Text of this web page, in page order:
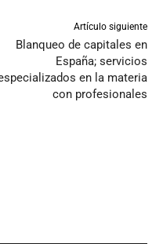
Artículo siguiente
Blanqueo de capitales en
España; servicios
en la materia
con profesionales